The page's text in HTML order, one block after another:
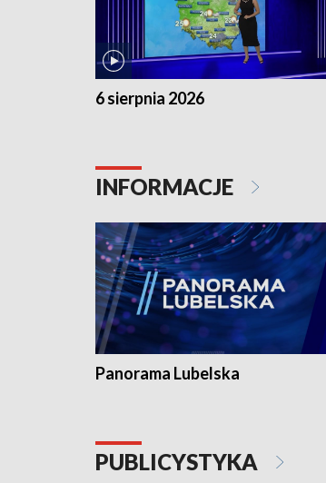
6 sierpnia 2026
INFORMACJE
Panorama Lubelska
PUBLICYSTYKA